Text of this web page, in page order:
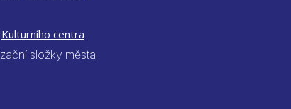
Kulturního centra
složky města